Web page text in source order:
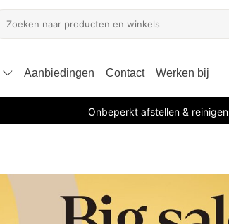
Aanbiedingen Contact Werken bij
Onbeperkt afstellen & reinigen